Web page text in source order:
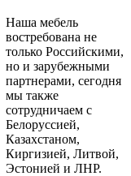
Наша мебель
востребована не
только Российскими,
но и зарубежными
партнерами, сегодня
мы также
сотрудничаем с
Белоруссией,
Казахстаном,
Киргизией, Литвой,
Эстонией и ЛНР.